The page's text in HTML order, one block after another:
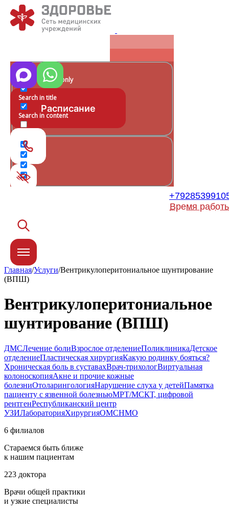
Exact matches only
Search in title
Search in content
Расписание
Время
Главная/Услуги/Вентрикулоперитониальное шунтирование
(ВПШ)
Вентрикулоперитониальное
шунтирование (ВПШ)
ДМСЛечение болиВзрослое отделениеПоликлиникаДетское
отделениеПластическая хирургияКакую родинку бояться?
Хроническая боль в суставахВрач-трихологВиртуальная
колоноскопияАкне и прочие кожные
болезниОтоларингологияНарушение слуха у детейПамятка
пациенту с язвенной болезньюМРТ/МСКТ, цифровой
рентгенРеспубликанский центр
УЗИЛабораторияХирургияОМСНМО
6 филиалов
Стараемся быть ближе
к нашим пациентам
223 доктора
Врачи общей практики
и узкие специалисты